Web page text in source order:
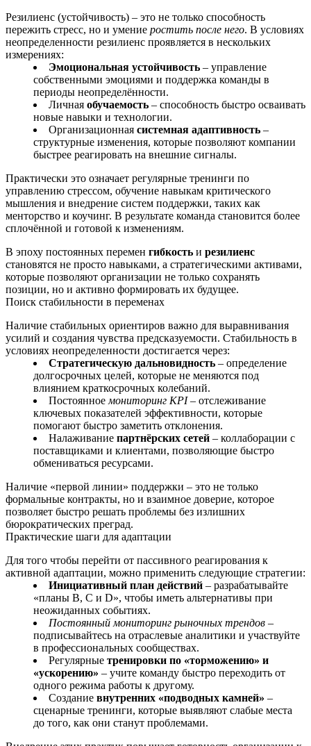
Резилиенс (устойчивость) – это не только способность
пережить стресс, но и умение ростить после него. В условиях
неопределенности резилиенс проявляется в нескольких
измерениях:
Эмоциональная устойчивость – управление
собственными эмоциями и поддержка команды в
периоды неопределённости.
Личная обучаемость – способность быстро осваивать
новые навыки и технологии.
Организационная системная адаптивность –
структурные изменения, которые позволяют компании
быстрее реагировать на внешние сигналы.
Практически это означает регулярные тренинги по
управлению стрессом, обучение навыкам критического
мышления и внедрение систем поддержки, таких как
менторство и коучинг. В результате команда становится более
сплочённой и готовой к изменениям.
В эпоху постоянных перемен гибкость и резилиенс
становятся не просто навыками, а стратегическими активами,
которые позволяют организации не только сохранять
позиции, но и активно формировать их будущее.
Поиск стабильности в переменах
Наличие стабильных ориентиров важно для выравнивания
усилий и создания чувства предсказуемости. Стабильность в
условиях неопределенности достигается через:
Стратегическую дальновидность – определение
долгосрочных целей, которые не меняются под
влиянием краткосрочных колебаний.
Постоянное мониторинг KPI– отслеживание
ключевых показателей эффективности, которые
помогают быстро заметить отклонения.
Налаживание партнёрских сетей – коллаборации с
поставщиками и клиентами, позволяющие быстро
обмениваться ресурсами.
Наличие «первой линии» поддержки – это не только
формальные контракты, но и взаимное доверие, которое
позволяет быстро решать проблемы без излишних
бюрократических преград.
Практические шаги для адаптации
Для того чтобы перейти от пассивного реагирования к
активной адаптации, можно применить следующие стратегии:
Инициативный план действий – разрабатывайте
«планы B, C и D», чтобы иметь альтернативы при
неожиданных событиях.
Постоянный мониторинг рыночных трендов –
подписывайтесь на отраслевые аналитики и участвуйте
в профессиональных сообществах.
Регулярные тренировки по «торможению» и
«ускорению» – учите команду быстро переходить от
одного режима работы к другому.
Создание внутренних «подводных камней» –
сценарные тренинги, которые выявляют слабые места
до того, как они станут проблемами.